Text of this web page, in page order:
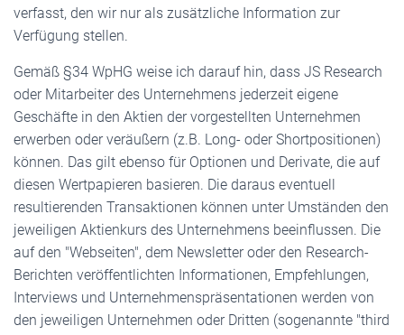
verfasst, den wir nur als zusätzliche Information zur
Verfügung stellen.
Gemäß §34 WpHG weise ich darauf hin, dass JS Research
oder Mitarbeiter des Unternehmens jederzeit eigene
Geschäfte in den Aktien der vorgestellten Unternehmen
erwerben oder veräußern (z.B. Long- oder Shortpositionen)
können. Das gilt ebenso für Optionen und Derivate, die auf
diesen Wertpapieren basieren. Die daraus eventuell
resultierenden Transaktionen können unter Umständen den
jeweiligen Aktienkurs des Unternehmens beeinflussen. Die
auf den "Webseiten", dem Newsletter oder den Research-
Berichten veröffentlichten Informationen, Empfehlungen,
Interviews und Unternehmenspräsentationen werden von
den jeweiligen Unternehmen oder Dritten (sogenannte "third